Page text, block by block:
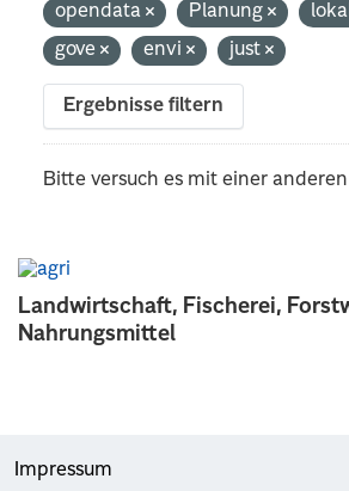
Landwirtschaft, Fischerei,
Nahrungsmittel
opendata
Planung
gove
envi just
Ergebnisse filtern
Bitte versuch es mit einer anderen
Impressum